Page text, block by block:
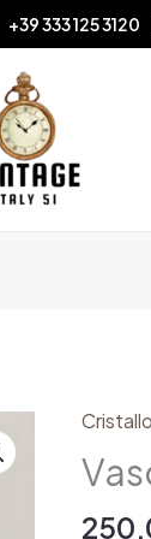
333 125
Cristallo
Vaso
in
Verde